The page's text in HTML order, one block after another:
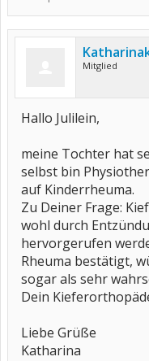
Mitglied
Hallo Julilein,
meine Tochter hat
selbst bin
auf Kinderrheuma.
Zu Deiner Frage:
wohl durch
hervorgerufen
Rheuma bestätigt,
sogar als sehr
Dein
Liebe Grüße
Katharina